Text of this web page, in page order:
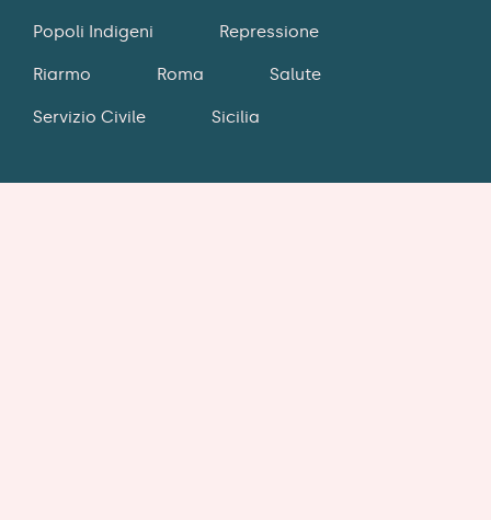
Popoli Indigeni Repressione
Riarmo Roma Salute
Servizio Civile Sicilia